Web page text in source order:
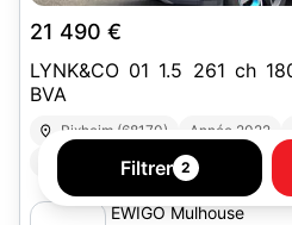
21 490 €
LYNK&CO 01 1.5 261 ch 180 PHEV HYBRID DCTH
BVA
Rixheim (68170) Année 2022
Boîte automatique
4x4 - SUV
EWIGO Mulhouse
Filtrer 2